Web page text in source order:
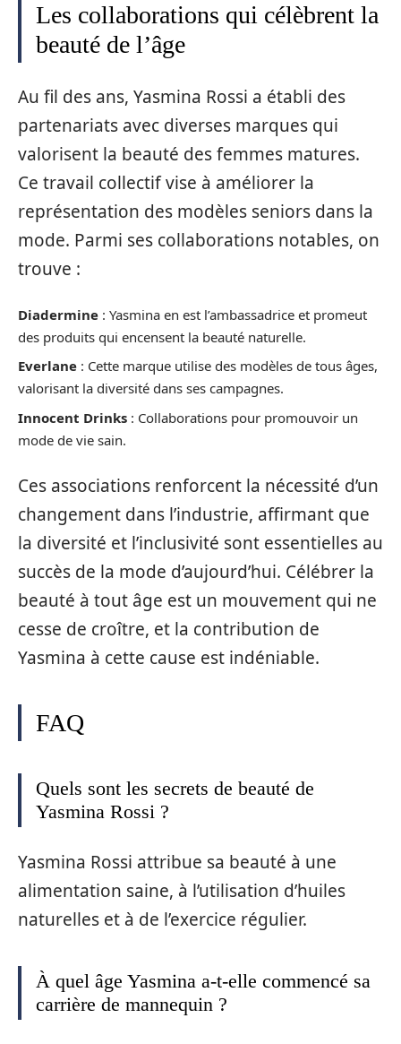
Les collaborations qui célèbrent la
beauté de l’âge
Au fil des ans, Yasmina Rossi a établi des
partenariats avec diverses marques qui
valorisent la beauté des femmes matures.
Ce travail collectif vise à améliorer la
représentation des modèles seniors dans la
mode. Parmi ses collaborations notables, on
trouve :
Diadermine : Yasmina en est l’ambassadrice et promeut
des produits qui encensent la beauté naturelle.
Everlane : Cette marque utilise des modèles de tous âges,
valorisant la diversité dans ses campagnes.
Innocent Drinks : Collaborations pour promouvoir un
mode de vie sain.
Ces associations renforcent la nécessité d’un
changement dans l’industrie, affirmant que
la diversité et l’inclusivité sont essentielles au
succès de la mode d’aujourd’hui. Célébrer la
beauté à tout âge est un mouvement qui ne
cesse de croître, et la contribution de
Yasmina à cette cause est indéniable.
FAQ
Quels sont les secrets de beauté de
Yasmina Rossi ?
Yasmina Rossi attribue sa beauté à une
alimentation saine, à l’utilisation d’huiles
naturelles et à de l’exercice régulier.
À quel âge Yasmina a-t-elle commencé sa
carrière de mannequin ?